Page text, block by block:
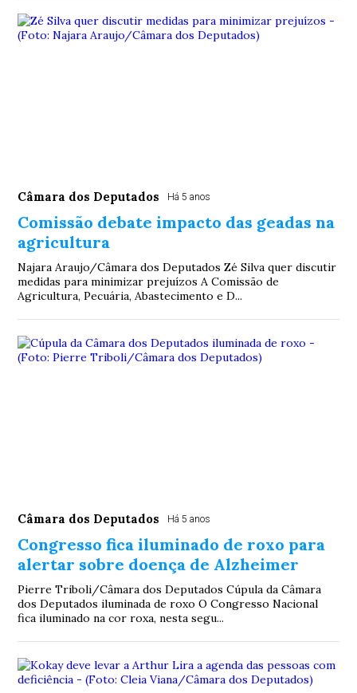
Câmara dos Deputados Há 5 anos
Comissão debate impacto das geadas na
agricultura
Najara Araujo/Câmara dos Deputados Zé Silva quer discutir
medidas para minimizar prejuízos A Comissão de
Agricultura, Pecuária, Abastecimento e D...
Câmara dos Deputados Há 5 anos
Congresso fica iluminado de roxo para
alertar sobre doença de Alzheimer
Pierre Triboli/Câmara dos Deputados Cúpula da Câmara
dos Deputados iluminada de roxo O Congresso Nacional
fica iluminado na cor roxa, nesta segu...